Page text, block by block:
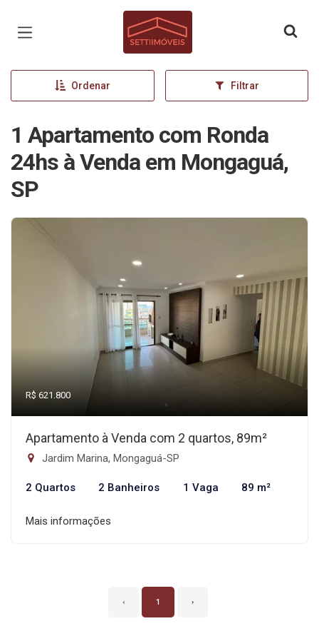
Página inicial
Ordenar Filtrar
1 Apartamento com Ronda
24hs à Venda em Mongaguá,
SP
R$ 621.800
Apartamento à Venda com 2 quartos, 89m²
Jardim Marina, Mongaguá-SP
2 Quartos 2 Banheiros 1 Vaga 89 m²
Mais informações
‹ 1 ›